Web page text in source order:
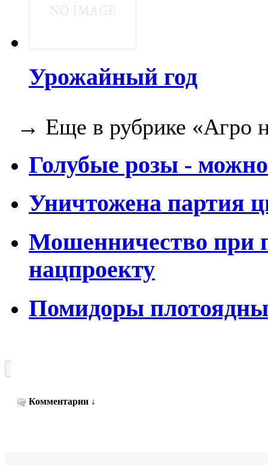
Урожайный год
→ Еще в рубрике «Агро
Голубые розы -
Уничтожена партия
Мошенничество при
нацпроекту
Помидоры плотоядны
Комментарии ↓